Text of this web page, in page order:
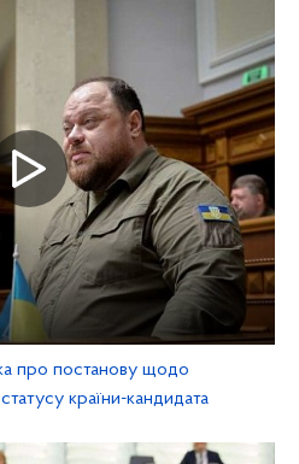
про постанову щодо
країни-кандидата